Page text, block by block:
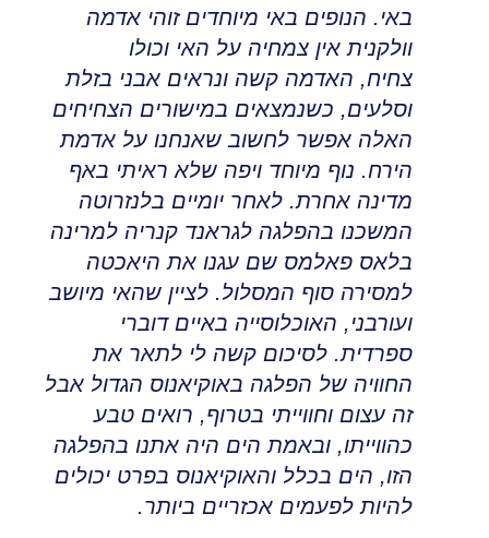
באי. הנופים באי מיוחדים זוהי אדמה
וולקנית אין צמחיה על האי וכולו
צחיח, האדמה קשה ונראים אבני בזלת
וסלעים, כשנמצאים במישורים הצחיחים
האלה אפשר לחשוב שאנחנו על אדמת
הירח. נוף מיוחד ויפה שלא ראיתי באף
מדינה אחרת. לאחר יומיים בלנזרוטה
המשכנו בהפלגה לגראנד קנריה למרינה
בלאס פאלמס שם עגנו את היאכטה
למסירה סוף המסלול. לציין שהאי מיושב
ועורבני, האוכלוסייה באיים דוברי
ספרדית. לסיכום קשה לי לתאר את
החוויה של הפלגה באוקיאנוס הגדול אבל
זה עצום וחווייתי בטרוף, רואים טבע
כהווייתו, ובאמת הים היה אתנו בהפלגה
הזו, הים בכלל והאוקיאנוס בפרט יכולים
להיות לפעמים אכזריים ביותר.